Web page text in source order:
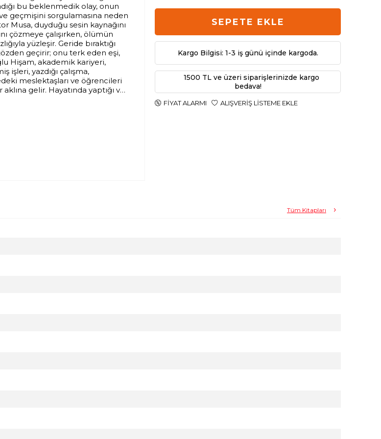
bu beklenmedik olay, onun
ve geçmişini sorgulamasına neden
Musa, duyduğu sesin kaynağını
çözmeye çalışırken, ölümün
yüzleşir. Geride bıraktığı
geçirir; onu terk eden eşi,
Hişam, akademik kariyeri,
işleri, yazdığı çalışma,
meslektaşları ve öğrencileri
gelir. Hayatında yaptığı ve
SEPETE EKLE
Kargo Bilgisi: 1-3 iş günü içinde kargoda.
1500 TL ve üzeri siparişlerinizde kargo
bedava!
FIYAT ALARMI ALIŞVERIŞ LISTEME EKLE
Tüm Kitapları